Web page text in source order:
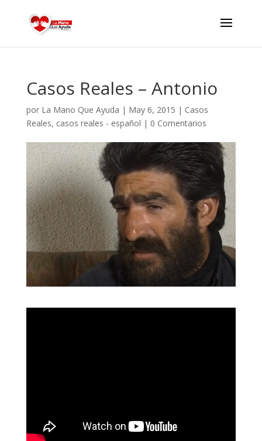
Casos Reales – Antonio
por La Mano Que Ayuda | May 6, 2015 | Casos
Reales, casos reales - español | 0 Comentarios